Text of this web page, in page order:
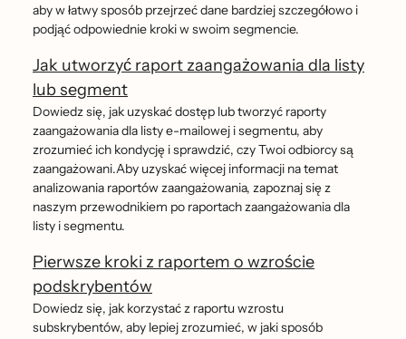
aby w łatwy sposób przejrzeć dane bardziej szczegółowo i
podjąć odpowiednie kroki w swoim segmencie.
Jak utworzyć raport zaangażowania dla listy
lub segment
Dowiedz się, jak uzyskać dostęp lub tworzyć raporty
zaangażowania dla listy e-mailowej i segmentu, aby
zrozumieć ich kondycję i sprawdzić, czy Twoi odbiorcy są
zaangażowani.Aby uzyskać więcej informacji na temat
analizowania raportów zaangażowania, zapoznaj się z
naszym przewodnikiem po raportach zaangażowania dla
listy i segmentu.
Pierwsze kroki z raportem o wzroście
podskrybentów
Dowiedz się, jak korzystać z raportu wzrostu
subskrybentów, aby lepiej zrozumieć, w jaki sposób